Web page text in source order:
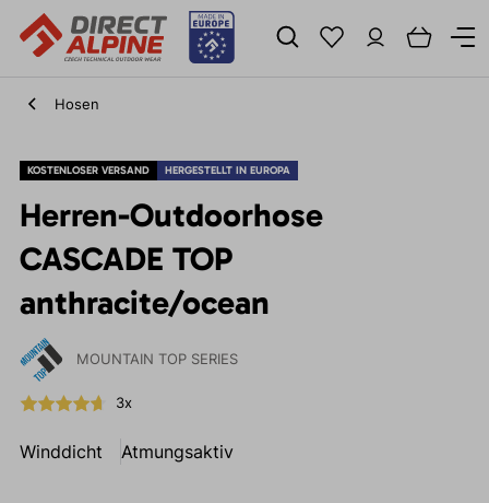
Hosen
KOSTENLOSER VERSAND HERGESTELLT IN EUROPA
Herren-Outdoorhose
CASCADE TOP
anthracite/ocean
MOUNTAIN TOP SERIES
3x
Winddicht Atmungsaktiv